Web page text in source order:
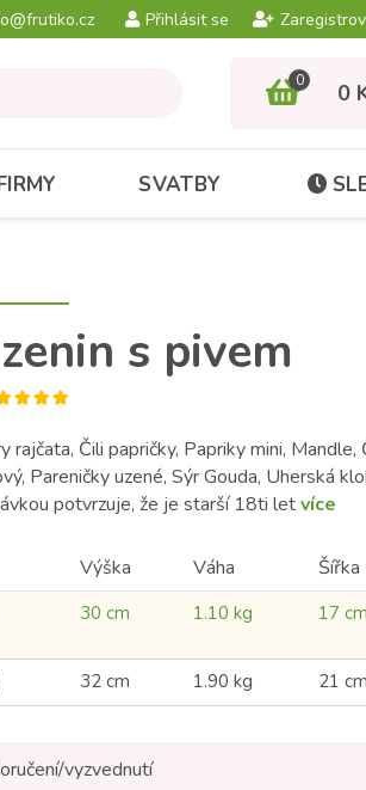
Přihlásit se
0 0
SVATBY
s pivem
rajčata, Čili papričky, Papriky mini, Mandle,
Pareničky uzené, Sýr Gouda, Uherská
potvrzuje, že je starší 18ti letvíce
Výška Váha Šířka
30 cm 1.10 kg 17 cm
32 cm 1.90 kg 21 cm
vyzvednutí